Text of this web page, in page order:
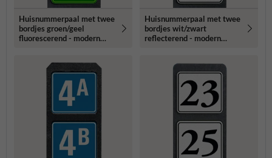
Huisnummerpaal met twee
bordjes groen/geel
fluorescerend - modern
Huisnummerpaal met twee
bordjes wit/zwart
reflecterend - modern